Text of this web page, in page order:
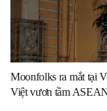
Moonfolks ra mắt tại
Việt vươn tầm